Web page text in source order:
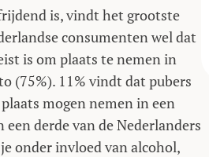
is, vindt het grootste
consumenten wel dat
is om plaats te nemen in
(75%). 11% vindt dat pubers
mogen nemen in een
derde van de Nederlanders
onder invloed van alcohol,